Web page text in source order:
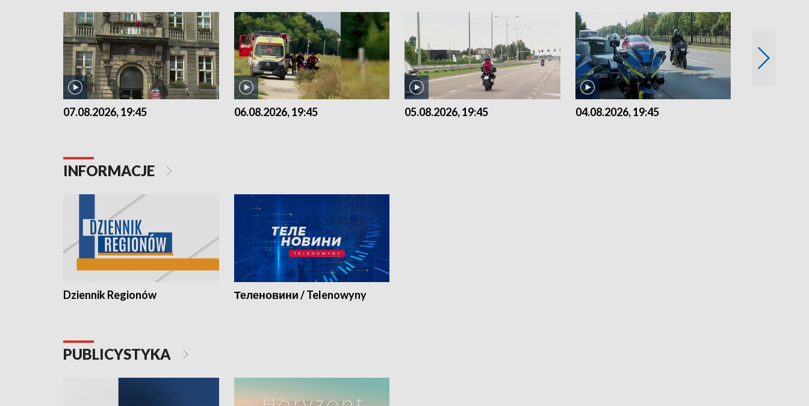
07.08.2026, 19:45 06.08.2026, 19:45 05.08.2026, 19:45 04.08.2026, 19:45
INFORMACJE
Dziennik Regionów Теленовини / Telenowyny
PUBLICYSTYKA